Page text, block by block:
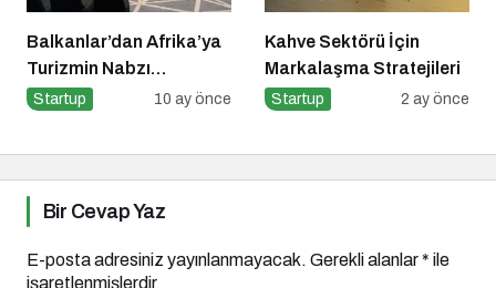
Balkanlar’dan Afrika’ya
Turizmin Nabzı
Uzakrota Dubai’de Attı
Startup 10 ay önce
Kahve Sektörü İçin
Markalaşma Stratejileri
Startup 2 ay önce
Bir Cevap Yaz
E-posta adresiniz yayınlanmayacak. Gerekli alanlar* ile
işaretlenmişlerdir